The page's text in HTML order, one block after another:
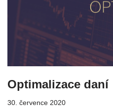
Optimalizace daní
30. července 2020